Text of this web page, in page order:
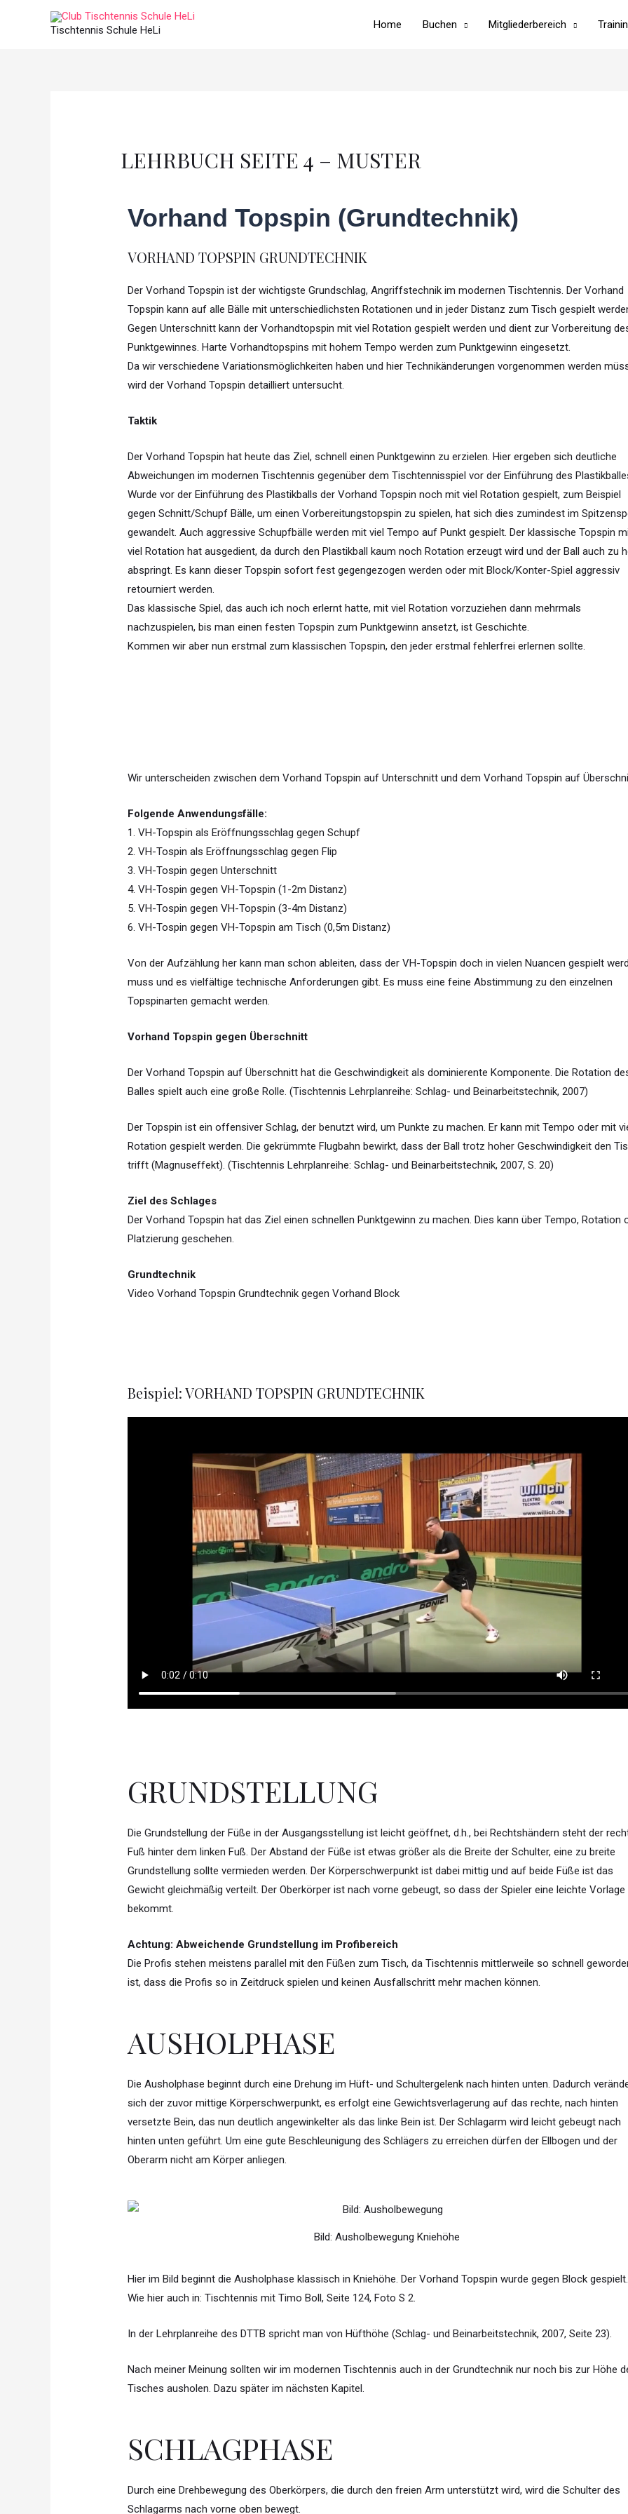
Tischtennis Schule HeLi Home Buchen Mitgliederbereich
LEHRBUCH SEITE 4 – MUSTER
Vorhand Topspin (Grundtechnik)
VORHAND TOPSPIN GRUNDTECHNIK
Der Vorhand Topspin ist der wichtigste Grundschlag, Angriffstechnik im modernen Tischtennis. Der Vorhand
Topspin kann auf alle Bälle mit unterschiedlichsten Rotationen und in jeder Distanz zum Tisch gespielt
Gegen Unterschnitt kann der Vorhandtopspin mit viel Rotation gespielt werden und dient zur Vorbereitung
Punktgewinnes. Harte Vorhandtopspins mit hohem Tempo werden zum Punktgewinn eingesetzt.
Da wir verschiedene Variationsmöglichkeiten haben und hier Technikänderungen vorgenommen werden
wird der Vorhand Topspin detailliert untersucht.
Taktik
Der Vorhand Topspin hat heute das Ziel, schnell einen Punktgewinn zu erzielen. Hier ergeben sich deutliche
Abweichungen im modernen Tischtennis gegenüber dem Tischtennisspiel vor der Einführung des
Wurde vor der Einführung des Plastikballs der Vorhand Topspin noch mit viel Rotation gespielt, zum Beispiel
gegen Schnitt/Schupf Bälle, um einen Vorbereitungstopspin zu spielen, hat sich dies zumindest im
gewandelt. Auch aggressive Schupfbälle werden mit viel Tempo auf Punkt gespielt. Der klassische Topspin
viel Rotation hat ausgedient, da durch den Plastikball kaum noch Rotation erzeugt wird und der Ball auch zu
abspringt. Es kann dieser Topspin sofort fest gegengezogen werden oder mit Block/Konter-Spiel aggressiv
retourniert werden.
Das klassische Spiel, das auch ich noch erlernt hatte, mit viel Rotation vorzuziehen dann mehrmals
nachzuspielen, bis man einen festen Topspin zum Punktgewinn ansetzt, ist Geschichte.
Kommen wir aber nun erstmal zum klassischen Topspin, den jeder erstmal fehlerfrei erlernen sollte.
Wir unterscheiden zwischen dem Vorhand Topspin auf Unterschnitt und dem Vorhand Topspin auf
Folgende Anwendungsfälle:
1. VH-Topspin als Eröffnungsschlag gegen Schupf
2. VH-Tospin als Eröffnungsschlag gegen Flip
3. VH-Tospin gegen Unterschnitt
4. VH-Tospin gegen VH-Topspin (1-2m Distanz)
5. VH-Tospin gegen VH-Topspin (3-4m Distanz)
6. VH-Tospin gegen VH-Topspin am Tisch (0,5m Distanz)
Von der Aufzählung her kann man schon ableiten, dass der VH-Topspin doch in vielen Nuancen gespielt
muss und es vielfältige technische Anforderungen gibt. Es muss eine feine Abstimmung zu den einzelnen
Topspinarten gemacht werden.
Vorhand Topspin gegen Überschnitt
Der Vorhand Topspin auf Überschnitt hat die Geschwindigkeit als dominierente Komponente. Die Rotation
Balles spielt auch eine große Rolle. (Tischtennis Lehrplanreihe: Schlag- und Beinarbeitstechnik, 2007)
Der Topspin ist ein offensiver Schlag, der benutzt wird, um Punkte zu machen. Er kann mit Tempo oder mit
Rotation gespielt werden. Die gekrümmte Flugbahn bewirkt, dass der Ball trotz hoher Geschwindigkeit den
trifft (Magnuseffekt). (Tischtennis Lehrplanreihe: Schlag- und Beinarbeitstechnik, 2007, S. 20)
Ziel des Schlages
Der Vorhand Topspin hat das Ziel einen schnellen Punktgewinn zu machen. Dies kann über Tempo, Rotation
Platzierung geschehen.
Grundtechnik
Video Vorhand Topspin Grundtechnik gegen Vorhand Block
Beispiel: VORHAND TOPSPIN GRUNDTECHNIK
GRUNDSTELLUNG
Die Grundstellung der Füße in der Ausgangsstellung ist leicht geöffnet, d.h., bei Rechtshändern steht der
Fuß hinter dem linken Fuß. Der Abstand der Füße ist etwas größer als die Breite der Schulter, eine zu breite
Grundstellung sollte vermieden werden. Der Körperschwerpunkt ist dabei mittig und auf beide Füße ist das
Gewicht gleichmäßig verteilt. Der Oberkörper ist nach vorne gebeugt, so dass der Spieler eine leichte Vorlage
bekommt.
Achtung: Abweichende Grundstellung im Profibereich
Die Profis stehen meistens parallel mit den Füßen zum Tisch, da Tischtennis mittlerweile so schnell
ist, dass die Profis so in Zeitdruck spielen und keinen Ausfallschritt mehr machen können.
AUSHOLPHASE
Die Ausholphase beginnt durch eine Drehung im Hüft- und Schultergelenk nach hinten unten. Dadurch
sich der zuvor mittige Körperschwerpunkt, es erfolgt eine Gewichtsverlagerung auf das rechte, nach hinten
versetzte Bein, das nun deutlich angewinkelter als das linke Bein ist. Der Schlagarm wird leicht gebeugt nach
hinten unten geführt. Um eine gute Beschleunigung des Schlägers zu erreichen dürfen der Ellbogen und der
Oberarm nicht am Körper anliegen.
Bild: Ausholbewegung Kniehöhe
Hier im Bild beginnt die Ausholphase klassisch in Kniehöhe. Der Vorhand Topspin wurde gegen Block gespielt.
Wie hier auch in: Tischtennis mit Timo Boll, Seite 124, Foto S 2.
In der Lehrplanreihe des DTTB spricht man von Hüfthöhe (Schlag- und Beinarbeitstechnik, 2007, Seite 23).
Nach meiner Meinung sollten wir im modernen Tischtennis auch in der Grundtechnik nur noch bis zur Höhe
Tisches ausholen. Dazu später im nächsten Kapitel.
SCHLAGPHASE
Durch eine Drehbewegung des Oberkörpers, die durch den freien Arm unterstützt wird, wird die Schulter des
Schlagarms nach vorne oben bewegt.